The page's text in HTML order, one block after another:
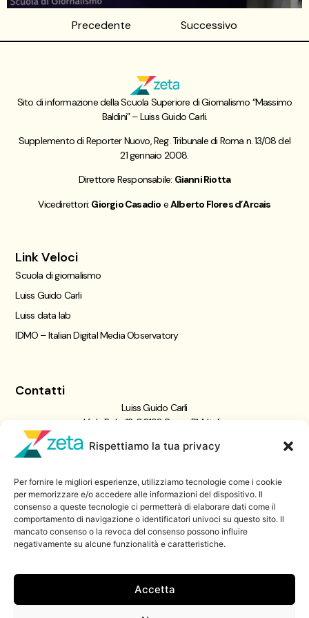
Rispettiamo la tua privacy
Per fornire le migliori esperienze, utilizziamo tecnologie come i cookie
per memorizzare e/o accedere alle informazioni del dispositivo. Il
consenso a queste tecnologie ci permetterà di elaborare dati come il
comportamento di navigazione o identificatori univoci su questo sito. Il
mancato consenso o la revoca del consenso possono influire
negativamente su alcune funzionalità e caratteristiche.
Accetta
Precedente Successivo
Sito di informazione della Scuola Superiore di Giornalismo “Massimo
Baldini” – Luiss Guido Carli.
Supplemento di Reporter Nuovo, Reg. Tribunale di Roma n. 13/08 del
21 gennaio 2008.
Direttore Responsabile: Gianni Riotta
Vicedirettori: Giorgio Casadio eAlberto Flores d’Arcais
Link Veloci
Scuola di giornalismo
Luiss Guido Carli
Luiss data lab
IDMO – Italian Digital Media Observatory
Contatti
Luiss Guido Carli
Viale Pola, 12, 00198 Roma RM, Italia
06 8522 5358
Iscriviti a
Zeta Data Lab
Iscriviti alla nostra newsletter